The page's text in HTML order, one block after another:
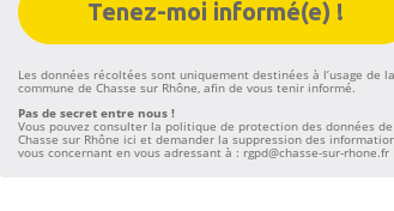
Les données récoltées sont uniquement destinées à l’usage de
commune de Chasse sur Rhône, afin de vous tenir informé.
Pas de secret entre nous !
Vous pouvez consulter la politique de protection des données de
Chasse sur Rhône iciet demander la suppression des
vous concernant en vous adressant à : rgpd@chasse-sur-rhone.fr